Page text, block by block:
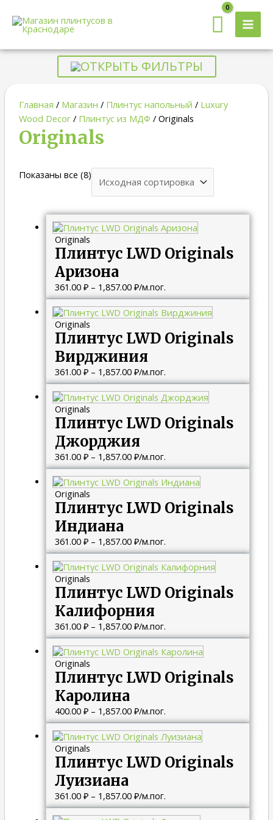
Главная / Магазин / Плинтус напольный / Luxury
Wood Decor/ Плинтус из МДФ / Originals
Originals
Показаны все (8)
Originals
Плинтус LWD Originals
Аризона
361.00 ₽ – 1,857.00 ₽
Диапазон
цен:
–
/м.пог.
Originals
Плинтус LWD Originals
Вирджиния
361.00 ₽ – 1,857.00 ₽
Диапазон
цен:
–
/м.пог.
Originals
Плинтус LWD Originals
Джорджия
361.00 ₽ – 1,857.00 ₽
Диапазон
цен:
–
/м.пог.
Originals
Плинтус LWD Originals
Индиана
361.00 ₽ – 1,857.00 ₽
Диапазон
цен:
–
/м.пог.
Originals
Плинтус LWD Originals
Калифорния
361.00 ₽ – 1,857.00 ₽
Диапазон
цен:
–
/м.пог.
Originals
Плинтус LWD Originals
Каролина
400.00 ₽ – 1,857.00 ₽
Диапазон
цен:
–
/м.пог.
Originals
Плинтус LWD Originals
Луизиана
361.00 ₽ – 1,857.00 ₽
Диапазон
цен:
–
/м.пог.
Диапазон
ОТКРЫТЬ ФИЛЬТРЫ